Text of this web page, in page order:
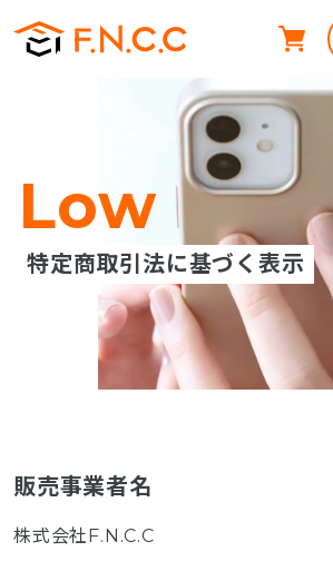
Low
特定商取引法に基づく表示
販売事業者名
株式会社F.N.C.C